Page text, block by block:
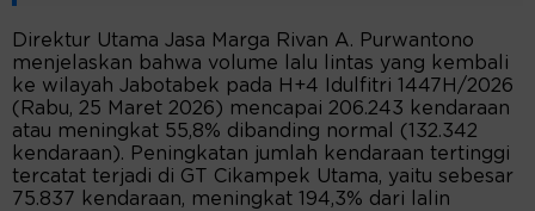
Direktur Utama Jasa Marga Rivan A. Purwantono
menjelaskan bahwa volume lalu lintas yang kembali
ke wilayah Jabotabek pada H+4 Idulfitri 1447H/2026
(Rabu, 25 Maret 2026) mencapai 206.243 kendaraan
atau meningkat 55,8% dibanding normal (132.342
kendaraan). Peningkatan jumlah kendaraan tertinggi
tercatat terjadi di GT Cikampek Utama, yaitu sebesar
75.837 kendaraan, meningkat 194,3% dari lalin